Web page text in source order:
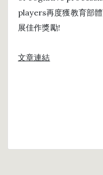
players再度獲教育部
展佳作獎勵!
文章連結